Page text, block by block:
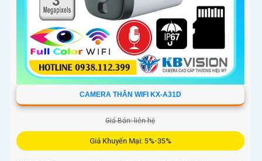
CAMERA THÂN WIFI KX-A31D
Giá Bán: liên hệ
Giá Khuyến Mại: 5%-35%